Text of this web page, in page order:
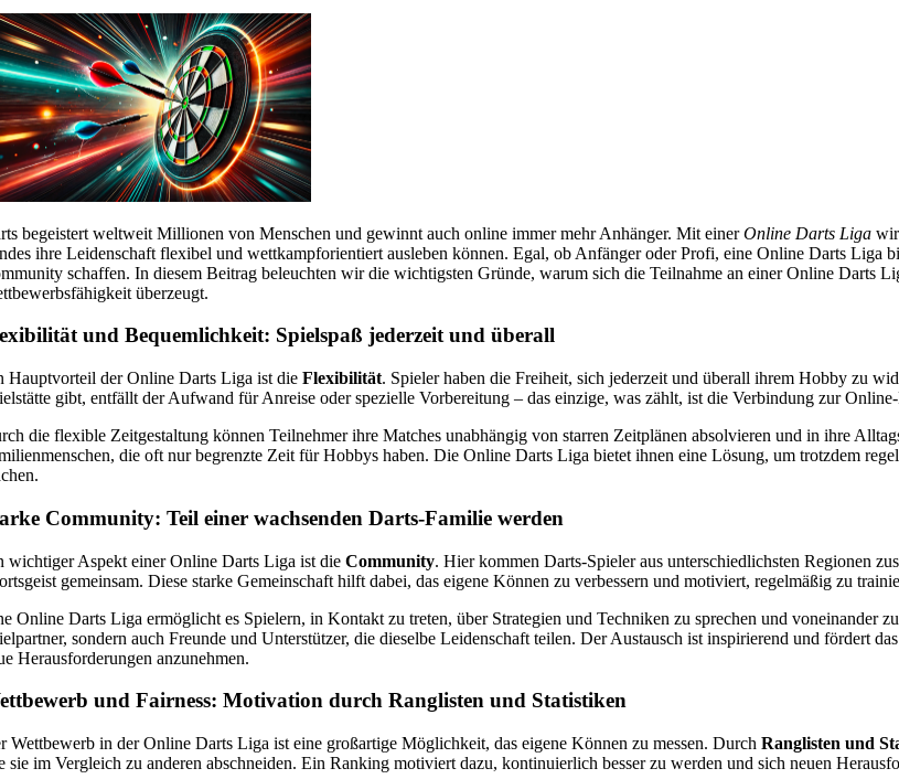
begeistert weltweit Millionen von Menschen und gewinnt auch online immer mehr Anhänger. Mit einerOnline Darts Liga
ihre Leidenschaft flexibel und wettkampforientiert ausleben können. Egal, ob Anfänger oder Profi, eine Online Darts Liga
schaffen. In diesem Beitrag beleuchten wir die wichtigsten Gründe, warum sich die Teilnahme an einer Online Darts
überzeugt.
und Bequemlichkeit: Spielspaß jederzeit und überall
Hauptvorteil der Online Darts Liga ist dieFlexibilität. Spieler haben die Freiheit, sich jederzeit und überall ihrem Hobby zu
gibt, entfällt der Aufwand für Anreise oder spezielle Vorbereitung – das einzige, was zählt, ist die Verbindung zur
die flexible Zeitgestaltung können Teilnehmer ihre Matches unabhängig von starren Zeitplänen absolvieren und in ihre
die oft nur begrenzte Zeit für Hobbys haben. Die Online Darts Liga bietet ihnen eine Lösung, um trotzdem
Community: Teil einer wachsenden Darts-Familie werden
wichtiger Aspekt einer Online Darts Liga ist dieCommunity. Hier kommen Darts-Spieler aus unterschiedlichsten Regionen
gemeinsam. Diese starke Gemeinschaft hilft dabei, das eigene Können zu verbessern und motiviert, regelmäßig zu
Online Darts Liga ermöglicht es Spielern, in Kontakt zu treten, über Strategien und Techniken zu sprechen und voneinander
sondern auch Freunde und Unterstützer, die dieselbe Leidenschaft teilen. Der Austausch ist inspirierend und fördert
Herausforderungen anzunehmen.
und Fairness: Motivation durch Ranglisten und Statistiken
Wettbewerb in der Online Darts Liga ist eine großartige Möglichkeit, das eigene Können zu messen. DurchRanglisten und
sie im Vergleich zu anderen abschneiden. Ein Ranking motiviert dazu, kontinuierlich besser zu werden und sich neuen